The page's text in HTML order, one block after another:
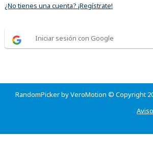
¿No tienes una cuenta? ¡Regístrate!
Iniciar sesión con Google
RandomPicker by VeroMotion © Copyright